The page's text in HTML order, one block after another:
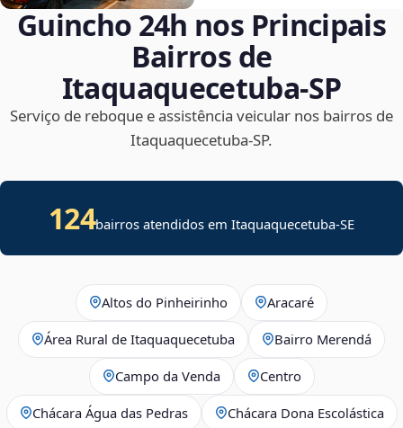
Guincho 24h nos Principais
Bairros de
Itaquaquecetuba‑SP
Serviço de reboque e assistência veicular nos bairros de
Itaquaquecetuba‑SP.
124bairros atendidos emItaquaquecetuba-SE
Altos do Pinheirinho Aracaré
Área Rural de Itaquaquecetuba Bairro Merendá
Campo da Venda Centro
Chácara Água das Pedras Chácara Dona Escolástica